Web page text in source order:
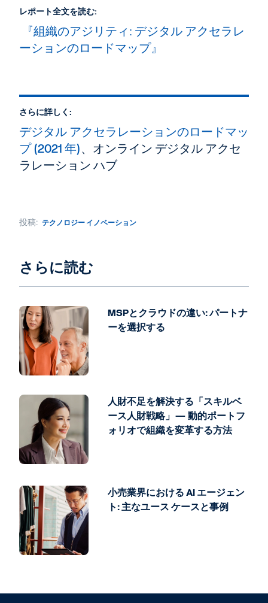
レポート全文を読む:
『組織のアジリティ: デジタル アクセラレ
ーションのロードマップ』
さらに詳しく:
デジタル アクセラレーションのロードマッ
プ (2021 年)、オンライン デジタル アクセ
ラレーション ハブ
投稿: テクノロジー イノベーション
さらに読む
MSPとクラウドの違い: パートナ
ーを選択する
人財不足を解決する「スキルベ
ース人財戦略」— 動的ポートフ
ォリオで組織を変革する方法
小売業界における AI エージェン
ト: 主なユース ケースと事例